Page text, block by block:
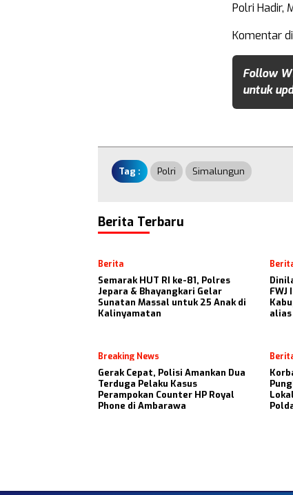
Polri Hadir,
Komentar
Follow
untuk
Tag : Polri Simalungun
Berita Terbaru
Berita
Semarak HUT RI ke-81, Polres
Jepara & Bhayangkari Gelar
Sunatan Massal untuk 25 Anak di
Kalinyamatan
FWJ
alias
Breaking News
Gerak Cepat, Polisi Amankan Dua
Terduga Pelaku Kasus
Perampokan Counter HP Royal
Phone di Ambarawa